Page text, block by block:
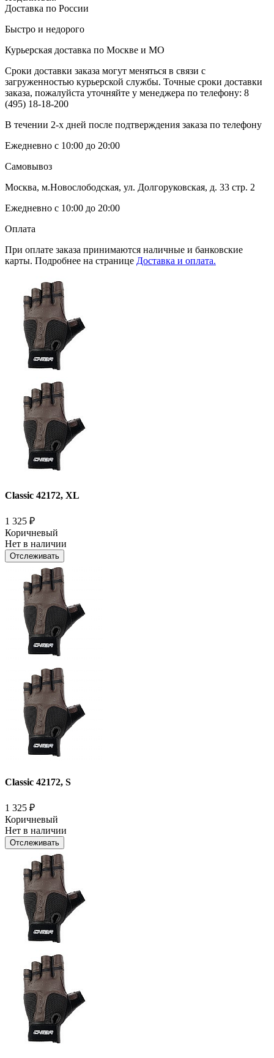
Доставка по России
Быстро и недорого
Курьерская доставка по Москве и МО
Сроки доставки заказа могут меняться в связи с
загруженностью курьерской службы. Точные сроки доставки
заказа, пожалуйста уточняйте у менеджера по телефону: 8
(495) 18-18-200
В течении 2-х дней после подтверждения заказа по телефону
Ежедневно с 10:00 до 20:00
Самовывоз
Москва, м.Новослободская, ул. Долгоруковская, д. 33 стр. 2
Ежедневно с 10:00 до 20:00
Оплата
При оплате заказа принимаются наличные и банковские
карты. Подробнее на странице Доставка и оплата.
Classic 42172, XL
1 325 ₽
Коричневый
Нет в наличии
Отслеживать
Classic 42172, S
1 325 ₽
Коричневый
Нет в наличии
Отслеживать